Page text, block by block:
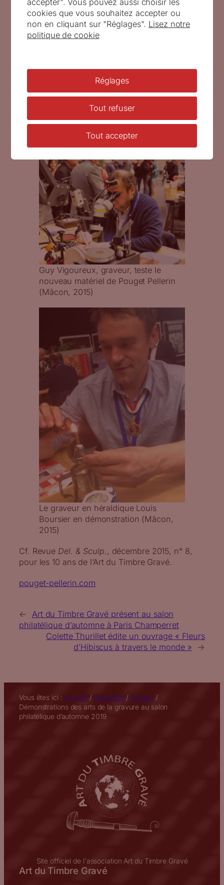
Planning des dédicaces des artistes
créateurs de timbres, salon
octobre 2019)
Guy Vigoureux, graveur, teste le
nouveau matériel de Pouget Pellerin
(Mâcon, 2015)
Le graveur en héraldique Louis
Boursier en démonstration (Mâcon,
2015)
Cf. Revue Del. & Sculp. , décembre 2015, n° 8,
pour les 10 ans de l’Art du Timbre Gravé.
pouget-pellerin.com
←
Art du Timbre Gravé présent au salon
philatélique d’automne à Paris Champerret
Colette Thurillet édite un ouvrage « Fleurs
d’Hibiscus à travers le monde »
→
Vous êtes ici : Accueil / Actualités/ Artistes /
Démonstrations des arts de la gravure au salon
philatélique d’automne 2019
Site officiel de l'association Art du Timbre Gravé
Art du Timbre Gravé
accepter". Vous pouvez aussi choisir les
cookies que vous souhaitez accepter ou
non en cliquant sur "Réglages". Lisez notre
politique de cookie
Réglages
Tout refuser
Tout accepter